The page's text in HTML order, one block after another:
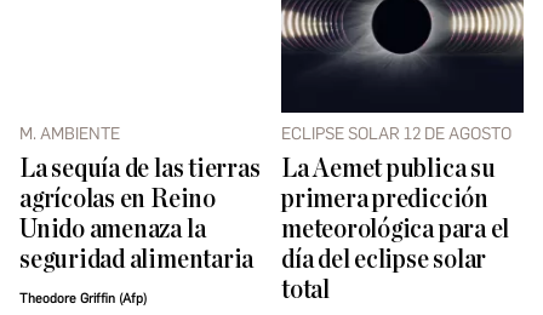
M. AMBIENTE
La sequía de las tierras
agrícolas en Reino
Unido amenaza la
seguridad alimentaria
Theodore Griffin (Afp)
ECLIPSE SOLAR 12 DE AGOSTO
La Aemet publica su
primera predicción
meteorológica para el
día del eclipse solar
total